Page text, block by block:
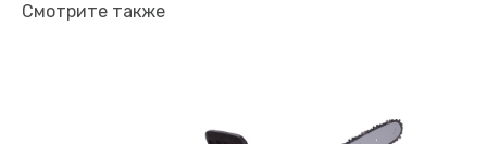
Смотрите также